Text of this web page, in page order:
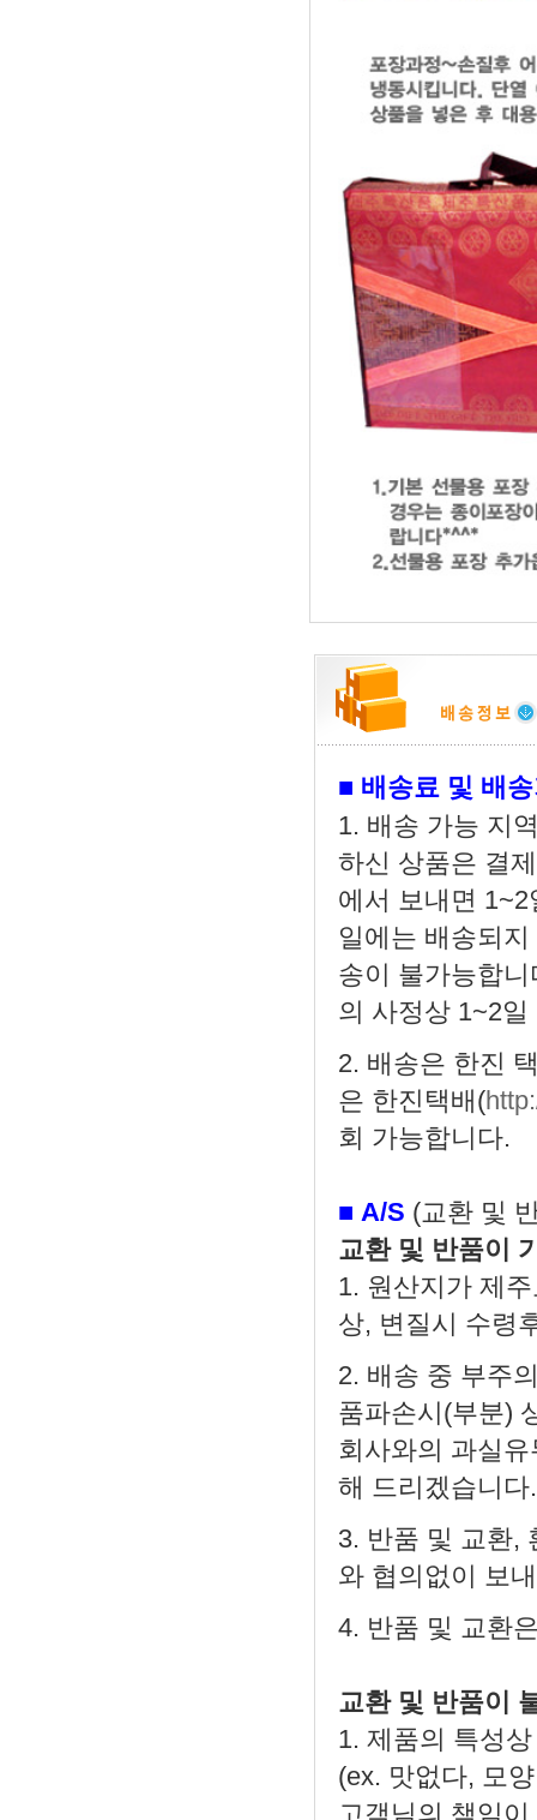
■ 배송료 및 배
1. 배송 가능 지
하신 상품은 결
에서 보내면
일에는 배송되
송이 불가능합
의 사정상 1~2
2. 배송은 한진
은 한진택배(
회 가능합니다.
■ A/S (교환 및
교환 및 반품이
1. 원산지가 제
상, 변질시 수령
2. 배송 중 부주
품파손시(부분)
회사와의 과실
해 드리겠습니
3. 반품 및 교환,
와 협의없이 보
4. 반품 및 교환
교환 및 반품이
1. 제품의 특성
(ex. 맛없다, 모
고객님의 책임